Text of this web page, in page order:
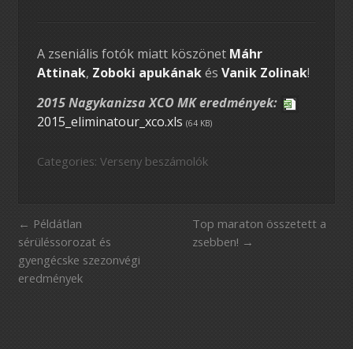
A zseniális fotók miatt köszönet Máhr
Attinak, Zoboki apukánakés Vanik Zolinak!
2015 Nagykanizsa XCO MK eredmények:
2015_eliminatour_xco.xls (64 KB)
Categories: Verseny beszámolók
Példátlan
sérüléssorozat és
gyengécske szezonvégi
eredmények
Top maraton összetett a
zsebben!